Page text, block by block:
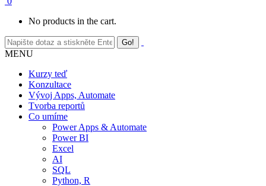
No products in the cart.
MENU
Kurzy teď
Konzultace
Vývoj Apps, Automate
Tvorba reportů
Co umíme
Power Apps & Automate
Power BI
Excel
AI
SQL
Python, R